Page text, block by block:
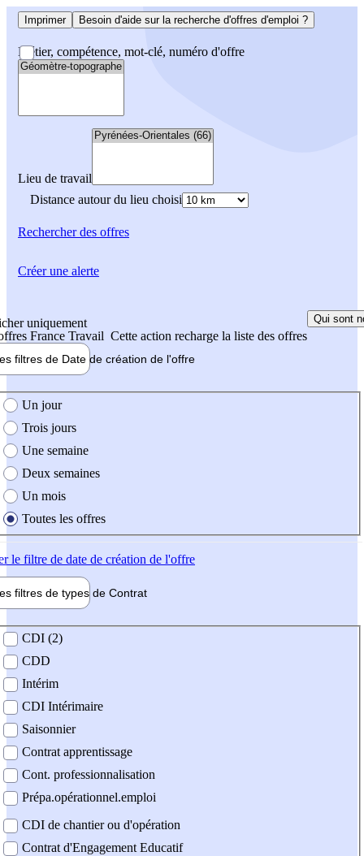
Imprimer Besoin d'aide sur la recherche d'offres d'emploi ?
Métier, compétence, mot-clé, numéro d'offre
Lieu de travail
Distance autour du lieu choisi
Rechercherdes offres
uniquement
France Travail Cette action recharge la liste des offres
Qui sont
filtres de Date de création de l'offre
création de l'offre
Un jour
Trois jours
Une semaine
Deux semaines
Un mois
Toutes les offres
le filtre de date de création de l'offre
filtres de types de Contrat
contrat
CDI (2)
CDD
Intérim
CDI Intérimaire
Saisonnier
Contrat apprentissage
Cont. professionnalisation
Prépa.opérationnel.emploi
CDI de chantier ou d'opération
Contrat d'Engagement Educatif
Créer une alerte